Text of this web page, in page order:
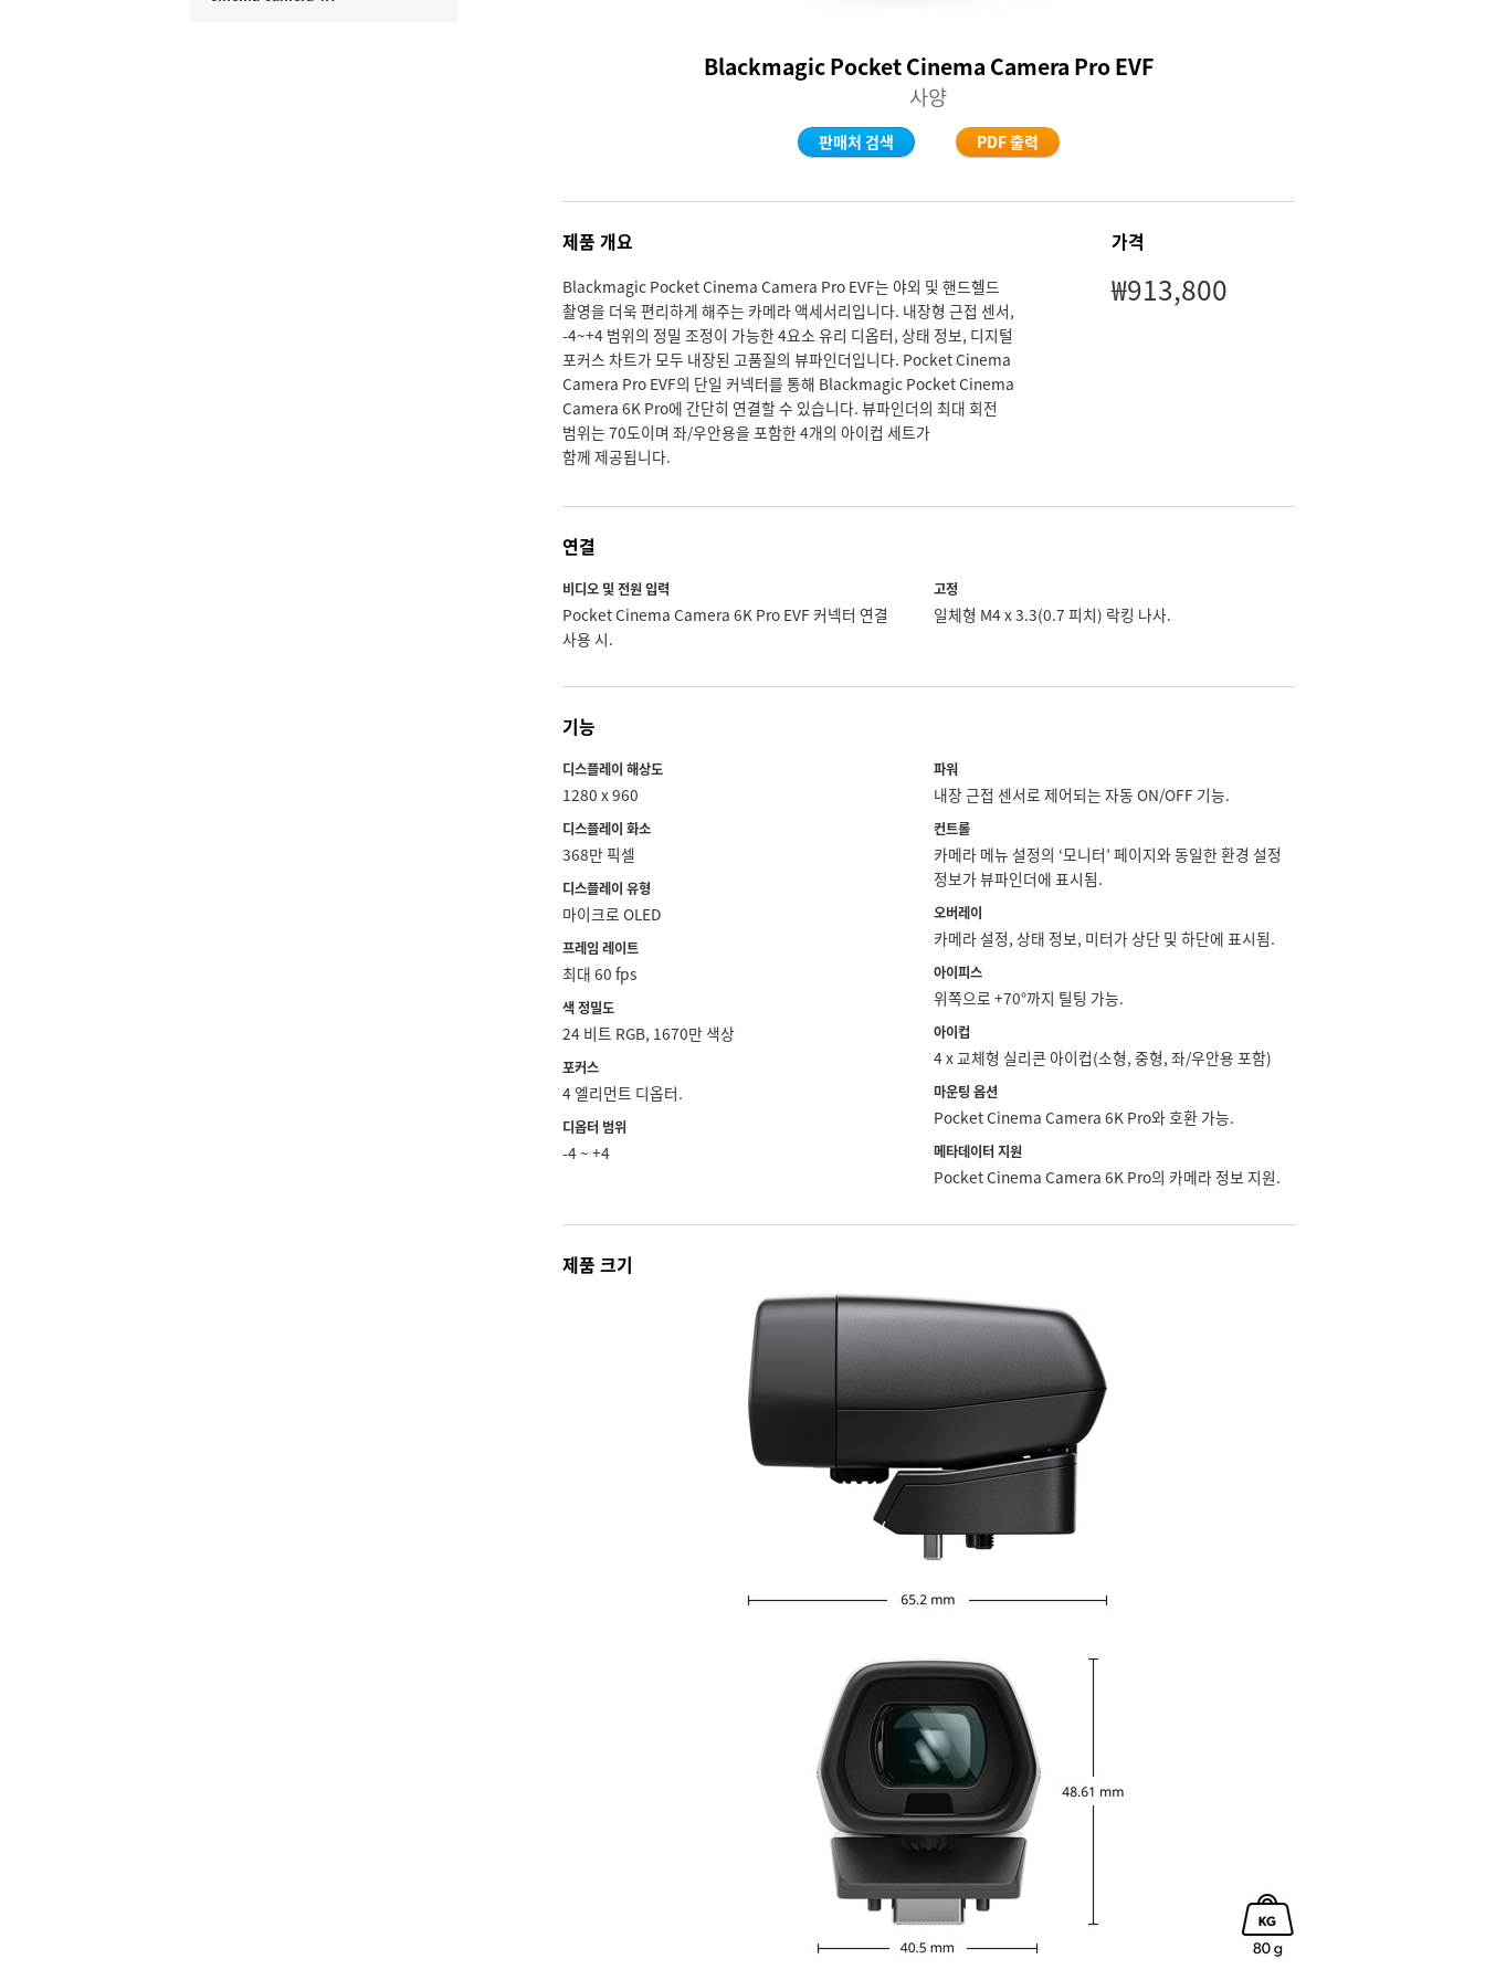
Blackmagic Pocket Cinema Camera Pro EVF
사양
판매처 검색 PDF 출력
제품 개요
Blackmagic Pocket Cinema Camera Pro EVF는 야외 및 핸드헬드
촬영을 더욱 편리하게 해주는 카메라 액세서리입니다. 내장형 근접 센서,
-4~+4 범위의 정밀 조정이 가능한 4요소 유리 디옵터, 상태 정보, 디지털
포커스 차트가 모두 내장된 고품질의 뷰파인더입니다. Pocket Cinema
Camera Pro EVF의 단일 커넥터를 통해 Blackmagic Pocket Cinema
Camera 6K Pro에 간단히 연결할 수 있습니다. 뷰파인더의 최대 회전
범위는 70도이며 좌/우안용을 포함한 4개의 아이컵 세트가
함께 제공됩니다.
가격
₩913,800
연결
비디오 및 전원 입력
Pocket Cinema Camera 6K Pro EVF 커넥터 연결
사용 시.
고정
일체형 M4 x 3.3(0.7 피치) 락킹 나사.
기능
디스플레이 해상도
1280 x 960
디스플레이 화소
368만 픽셀
디스플레이 유형
마이크로 OLED
프레임 레이트
최대 60 fps
색 정밀도
24 비트 RGB, 1670만 색상
포커스
4 엘리먼트 디옵터.
디옵터 범위
-4 ~ +4
파워
내장 근접 센서로 제어되는 자동 ON/OFF 기능.
컨트롤
카메라 메뉴 설정의 ‘모니터’ 페이지와 동일한 환경 설정
정보가 뷰파인더에 표시됨.
오버레이
카메라 설정, 상태 정보, 미터가 상단 및 하단에 표시됨.
아이피스
위쪽으로 +70°까지 틸팅 가능.
아이컵
4 x 교체형 실리콘 아이컵(소형, 중형, 좌/우안용 포함)
마운팅 옵션
Pocket Cinema Camera 6K Pro와 호환 가능.
메타데이터 지원
Pocket Cinema Camera 6K Pro의 카메라 정보 지원.
제품 크기